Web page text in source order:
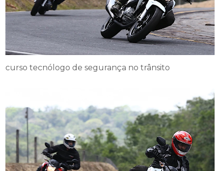
curso tecnólogo de segurança no trânsito